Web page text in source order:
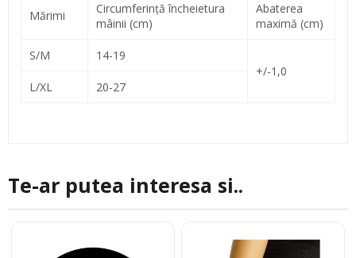
Mărimi
Circumferinţă încheietura
mâinii (cm)
Abaterea
maximă (cm)
S/M
14-19
+/-1,0
L/XL
20-27
Te-ar putea interesa si..